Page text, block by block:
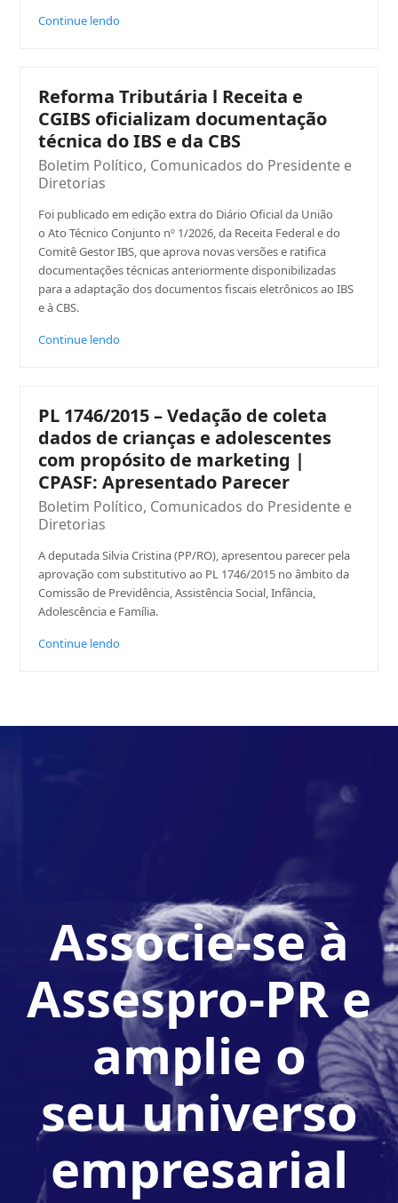
Continue lendo
Reforma Tributária l Receita e
CGIBS oficializam documentação
técnica do IBS e da CBS
Boletim Político, Comunicados do Presidente e
Diretorias
Foi publicado em edição extra do Diário Oficial da União
o Ato Técnico Conjunto nº 1/2026, da Receita Federal e do
Comitê Gestor IBS, que aprova novas versões e ratifica
documentações técnicas anteriormente disponibilizadas
para a adaptação dos documentos fiscais eletrônicos ao IBS
e à CBS.
Continue lendo
PL 1746/2015 – Vedação de coleta
dados de crianças e adolescentes
com propósito de marketing |
CPASF: Apresentado Parecer
Boletim Político, Comunicados do Presidente e
Diretorias
A deputada Silvia Cristina (PP/RO), apresentou parecer pela
aprovação com substitutivo ao PL 1746/2015 no âmbito da
Comissão de Previdência, Assistência Social, Infância,
Adolescência e Família.
Continue lendo
Associe-se à
Assespro-PR e
amplie o
seu universo
empresarial